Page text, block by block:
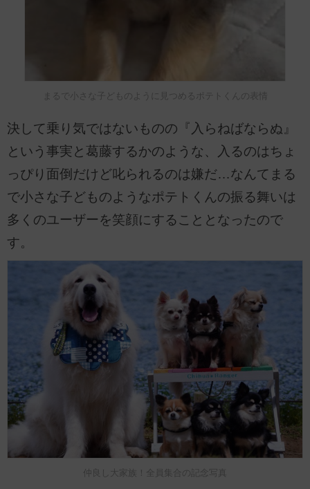
まるで小さな子どものように見つめるポテトくんの表情
決して乗り気ではないものの『入らねばならぬ』
という事実と葛藤するかのような、入るのはちょ
っぴり面倒だけど叱られるのは嫌だ…なんてまる
で小さな子どものようなポテトくんの振る舞いは
多くのユーザーを笑顔にすることとなったので
す。
仲良し大家族！全員集合の記念写真